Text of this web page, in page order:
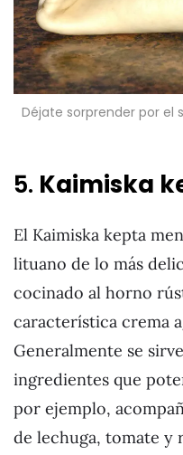
Déjate sorprender por el
5. Kaimiska
El Kaimiska kepta
lituano de lo más
cocinado al horno
característica crema
Generalmente se
ingredientes que
por ejemplo,
de lechuga, tomate y